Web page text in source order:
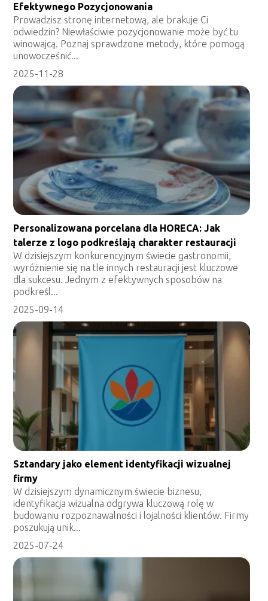
Efektywnego Pozycjonowania
Prowadzisz stronę internetową, ale brakuje Ci
odwiedzin? Niewłaściwie pozycjonowanie może być tu
winowajcą. Poznaj sprawdzone metody, które pomogą
unowocześnić...
2025-11-28
Personalizowana porcelana dla HORECA: Jak
talerze z logo podkreślają charakter restauracji
W dzisiejszym konkurencyjnym świecie gastronomii,
wyróżnienie się na tle innych restauracji jest kluczowe
dla sukcesu. Jednym z efektywnych sposobów na
podkreśl...
2025-09-14
Sztandary jako element identyfikacji wizualnej
firmy
W dzisiejszym dynamicznym świecie biznesu,
identyfikacja wizualna odgrywa kluczową rolę w
budowaniu rozpoznawalności i lojalności klientów. Firmy
poszukują unik...
2025-07-24